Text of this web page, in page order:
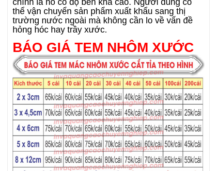
chính là nó có độ bền khá cao. Người dùng có
thể vận chuyển sản phẩm xuất khẩu sang thị
trường nước ngoài mà không cần lo về vấn đề
hỏng hóc hay trầy xước.
BÁO GIÁ TEM NHÔM XƯỚC